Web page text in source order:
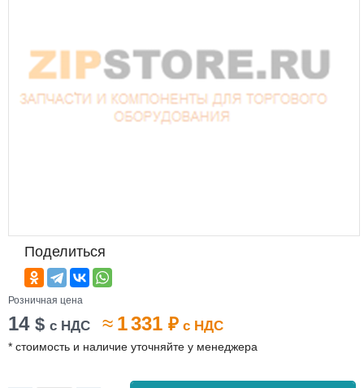
Поделиться
Розничная цена
14 $ с НДС ≈ 1 331 ₽ с НДС
* стоимость и наличие уточняйте у менеджера